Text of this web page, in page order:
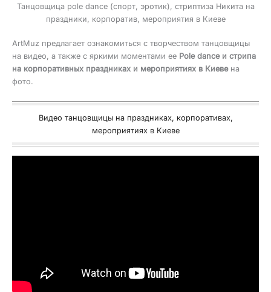
Танцовщица pole dance (спорт, эротик), стриптиза Никита на
праздники, корпоратив, мероприятия в Киеве
ArtMuz предлагает ознакомиться с творчеством танцовщицы
на видео, а также с яркими моментами ее Pole dance и стрипа
на корпоративных праздниках и мероприятиях в Киевена
фото.
Видео танцовщицы на праздниках, корпоративах,
мероприятиях в Киеве